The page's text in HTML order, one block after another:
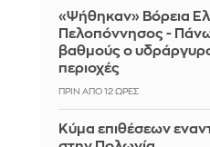
«Ψήθηκαν» Βόρεια
Πελοπόννησος -
βαθμούς ο
περιοχές
ΠΡΙΝ ΑΠΌ 12 ΏΡΕΣ
Κύμα επιθέσεων